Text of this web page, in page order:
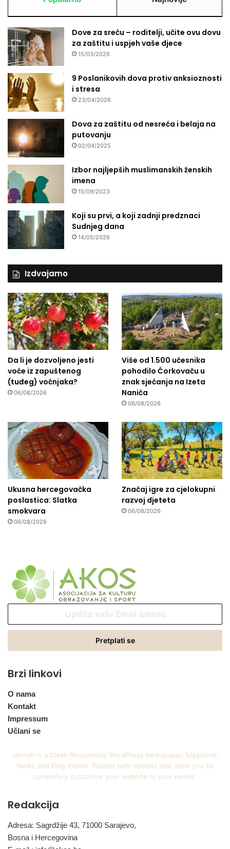
Dove za sreću – roditelji, učite ovu dovu
za zaštitu i uspjeh vaše djece
15/03/2026
9 Poslanikovih dova protiv anksioznosti
i stresa
23/04/2026
Dova za zaštitu od nesreća i belaja na
putovanju
02/04/2025
Izbor najljepših muslimanskih ženskih
imena
15/09/2023
Koji su prvi, a koji zadnji predznaci
Sudnjeg dana
14/05/2026
Izdvajamo
Da li je dozvoljeno jesti
voće iz zapuštenog
(tuđeg) voćnjaka?
06/08/2026
Više od 1.500 učesnika
pohodilo Ćorkovaču u
znak sjećanja na Izeta
Nanića
06/08/2026
Ukusna hercegovačka
poslastica: Slatka
smokvara
06/08/2026
Značaj igre za cjelokupni
razvoj djeteta
06/08/2026
Email
Brzi linkovi
O nama
Kontakt
Impressum
Učlani se
Jannah is a Clean Responsive WordPress Newspaper, Magazine,
News and Blog theme. Packed with options that allow you to
completely customize your website to your needs.
Redakcija
Adresa: Sagrdžije 43, 71000 Sarajevo,
Bosna i Hercegovina